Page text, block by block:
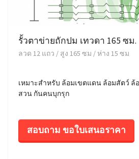
รั้วตาข่ายถักปม เทวดา 165 ซม.
ลวด 12 แถว / สูง 165 ซม / ห่าง 15 ซม
เหมาะสำหรับ ล้อมเขตแดน ล้อมสัตว์
สวน กันคนบุกรุก
สอบถาม ขอใบเสนอราคา